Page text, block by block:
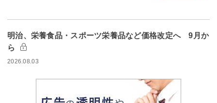
明治、栄養食品・スポーツ栄養品など価格改定へ 9月か
ら
2026.08.03